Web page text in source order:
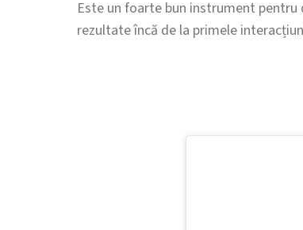
Este un foarte bun instrument
rezultate încă de la primele